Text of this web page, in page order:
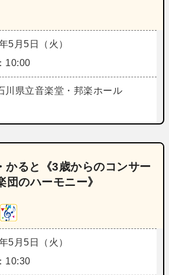
5月5日（火）
10:00
川県立音楽堂・邦楽ホール
ると《3歳からのコンサー
のハーモニー》
5月5日（火）
10:30